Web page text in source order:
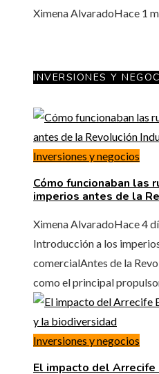
Ximena AlvaradoHace 1
INVERSIONES Y
Inversiones y negocios
Cómo funcionaban las
imperios antes de la
Ximena AlvaradoHace 4
Introducción a los
comercialAntes de la
como el principal
Inversiones y negocios
El impacto del